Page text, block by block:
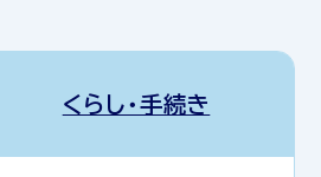
くらし・手続き